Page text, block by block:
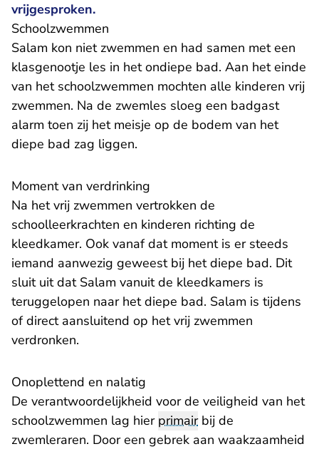
vrijgesproken.
Schoolzwemmen
Salam kon niet zwemmen en had samen met een
klasgenootje les in het ondiepe bad. Aan het einde
van het schoolzwemmen mochten alle kinderen vrij
zwemmen. Na de zwemles sloeg een badgast
alarm toen zij het meisje op de bodem van het
diepe bad zag liggen.
Moment van verdrinking
Na het vrij zwemmen vertrokken de
schoolleerkrachten en kinderen richting de
kleedkamer. Ook vanaf dat moment is er steeds
iemand aanwezig geweest bij het diepe bad. Dit
sluit uit dat Salam vanuit de kleedkamers is
teruggelopen naar het diepe bad. Salam is tijdens
of direct aansluitend op het vrij zwemmen
verdronken.
Onoplettend en nalatig
De verantwoordelijkheid voor de veiligheid van het
schoolzwemmen lag hier primairbij de
zwemleraren. Door een gebrek aan waakzaamheid